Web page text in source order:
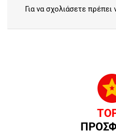
Για να σχολιάσετε πρέπει